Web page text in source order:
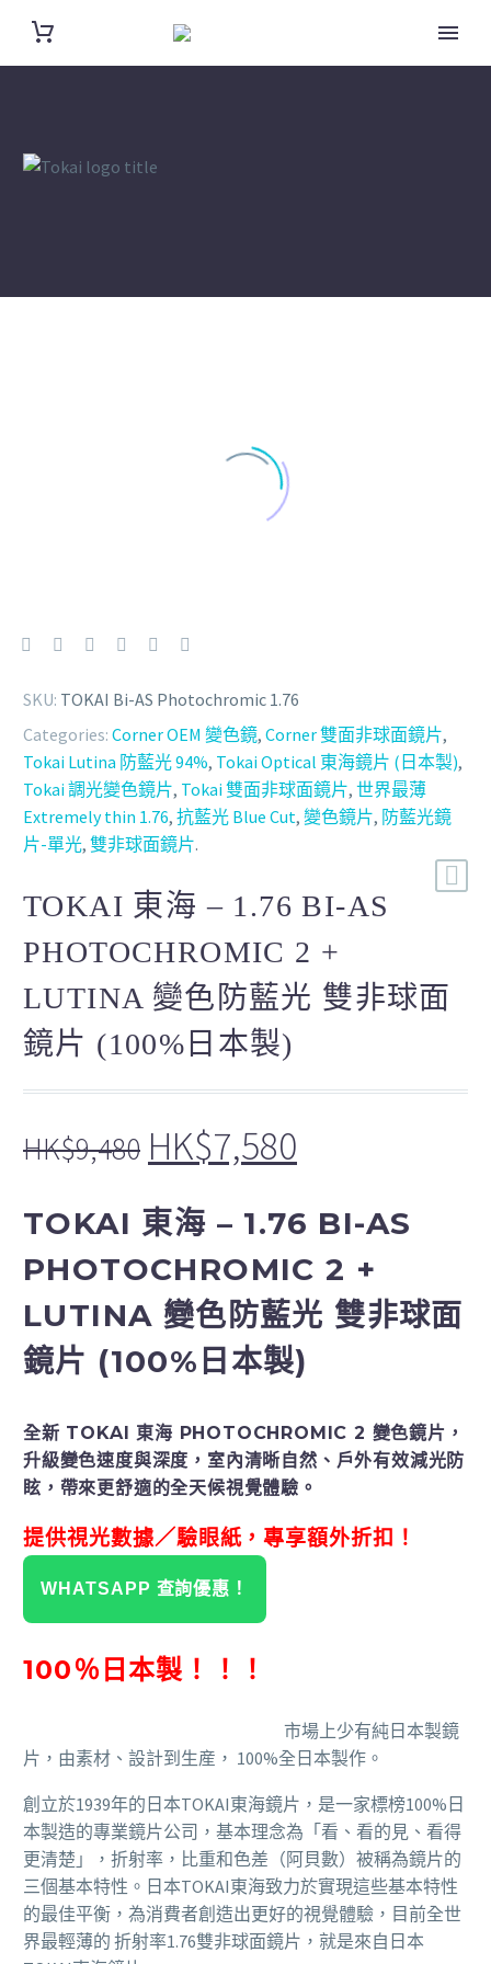
SKU: TOKAI Bi-AS Photochromic 1.76
Categories: Corner OEM 變色鏡, Corner 雙面非球面鏡片,
Tokai Lutina 防藍光 94%, Tokai Optical 東海鏡片 (日本製),
Tokai 調光變色鏡片, Tokai 雙面非球面鏡片, 世界最薄
Extremely thin 1.76, 抗藍光 Blue Cut, 變色鏡片, 防藍光鏡
片-單光, 雙非球面鏡片.
TOKAI 東海 – 1.76 BI-AS
PHOTOCHROMIC 2 +
LUTINA 變色防藍光 雙非球面
鏡片 (100%日本製)
HK$9,480 HK$7,580
TOKAI 東海 – 1.76 BI-AS
PHOTOCHROMIC 2 +
LUTINA 變色防藍光 雙非球面
鏡片 (100%日本製)
全新 TOKAI 東海 PHOTOCHROMIC 2 變色鏡片，
升級變色速度與深度，室內清晰自然、戶外有效減光防
眩，帶來更舒適的全天候視覺體驗。
提供視光數據／驗眼紙，專享額外折扣！
WHATSAPP 查詢優惠！
100％日本製！！！
市場上少有純日本製鏡
片，由素材、設計到生産， 100%全日本製作。
創立於1939年的日本TOKAI東海鏡片，是一家標榜100%日
本製造的專業鏡片公司，基本理念為「看、看的見、看得
更清楚」，折射率，比重和色差（阿貝數）被稱為鏡片的
三個基本特性。日本TOKAI東海致力於實現這些基本特性
的最佳平衡，為消費者創造出更好的視覺體驗，目前全世
界最輕薄的 折射率1.76雙非球面鏡片，就是來自日本